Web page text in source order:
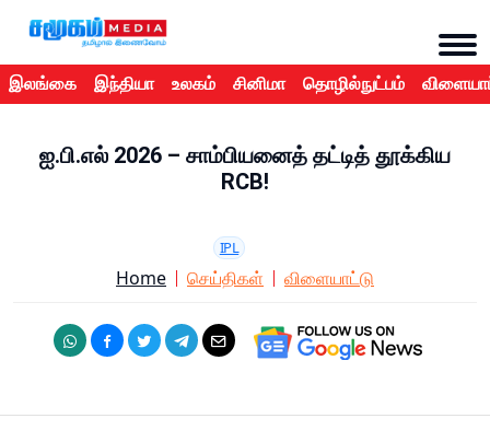
இலங்கை இந்தியா உலகம் சினிமா தொழில்நுட்பம்
ஐ.பி.எல் 2026 – சாம்பியனைத் தட்டித் தூக்கிய
RCB!
IPL
Home செய்திகள் விளையாட்டு